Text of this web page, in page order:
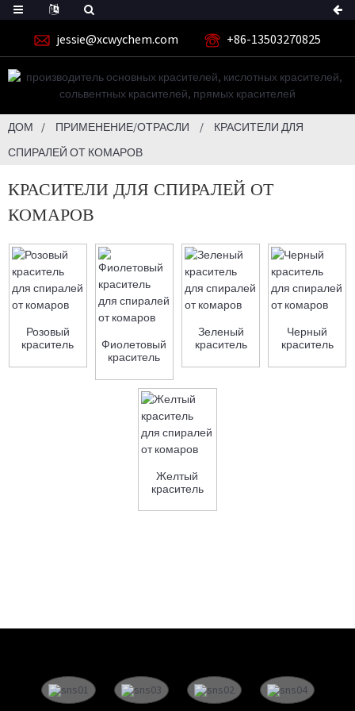
jessie@xcwychem.com +86-13503270825
ДОМ ПРИМЕНЕНИЕ/ОТРАСЛИ
КРАСИТЕЛИ ДЛЯ
СПИРАЛЕЙ ОТ КОМАРОВ
КРАСИТЕЛИ ДЛЯ СПИРАЛЕЙ ОТ
КОМАРОВ
Розовый
краситель
от комаров
Фиолетовый
краситель
от комаров
Зеленый
краситель
от комаров
Черный
краситель
от комаров
Желтый
краситель
от комаров